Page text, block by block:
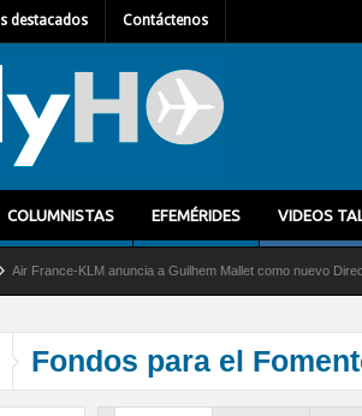
destacados Contáctenos
COLUMNISTAS EFEMÉRIDES VIDEOS
KLM anuncia a Guilhem Mallet como nuevo Director
Fondos para el